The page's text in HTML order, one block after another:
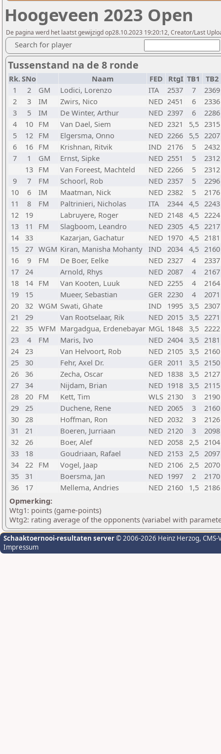
Hoogeveen 2023 Open
De pagina werd het laatst gewijzigd op28.10.2023 19:20:12, Creator/Last
Search for player
Tussenstand na de 8 ronde
Rk.SNo Naam FED RtgI TB1
TB2
1
2 GM Lodici, Lorenzo ITA 2537 7
2369
2
3 IM Zwirs, Nico NED 2451 6
2336
3
5 IM De Winter, Arthur NED 2397 6
2286
4
10 FM Van Dael, Siem NED 2321 5,5 2315
5
12 FM Elgersma, Onno NED 2266 5,5 2207
6
16 FM Krishnan, Ritvik IND 2176 5
2432
7
1 GM Ernst, Sipke NED 2551 5
2312
13 FM Van Foreest, Machteld NED 2266 5
2312
9
7 FM Schoorl, Rob NED 2357 5
2296
10
6 IM Maatman, Nick NED 2382 5
2176
11
8 FM Paltrinieri, Nicholas ITA 2344 4,5 2243
12
19 Labruyere, Roger NED 2148 4,5 2224
13
11 FM Slagboom, Leandro NED 2305 4,5 2217
14
33 Kazarjan, Gachatur NED 1970 4,5 2181
15
27 WGM Kiran, Manisha Mohanty IND 2034 4,5 2160
16
9 FM De Boer, Eelke NED 2327 4
2337
17
24 Arnold, Rhys NED 2087 4
2167
18
14 FM Van Kooten, Luuk NED 2255 4
2164
19
15 Mueer, Sebastian GER 2230 4
2071
20
32 WGM Swati, Ghate IND 1995 3,5 2307
21
29 Van Rootselaar, Rik NED 2015 3,5 2271
22
35 WFM Margadgua, Erdenebayar MGL 1848 3,5 2222
23
4 FM Maris, Ivo NED 2404 3,5 2181
24
23 Van Helvoort, Rob NED 2105 3,5 2160
25
30 Fehr, Axel Dr. GER 2011 3,5 2150
26
36 Zecha, Oscar NED 1838 3,5 2127
27
34 Nijdam, Brian NED 1918 3,5 2115
28
20 FM Kett, Tim WLS 2130 3
2190
29
25 Duchene, Rene NED 2065 3
2160
30
28 Hoffman, Ron NED 2032 3
2126
31
21 Boeren, Jurriaan NED 2120 3
2098
32
26 Boer, Alef NED 2058 2,5 2104
33
18 Goudriaan, Rafael NED 2153 2,5 2097
34
22 FM Vogel, Jaap NED 2106 2,5 2070
35
31 Boersma, Jan NED 1997 2
2170
36
17 Mellema, Andries NED 2160 1,5 2186
Opmerking:
Wtg1: points (game-points)
Wtg2: rating average of the opponents (variabel with
Schaaktoernooi-resultaten server© 2006-2026 Heinz Herzog,
Impressum